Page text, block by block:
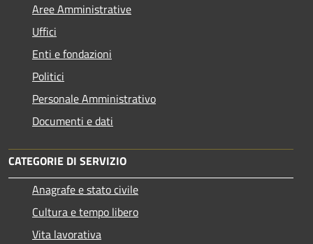
Aree Amministrative
Uffici
Enti e fondazioni
Politici
Personale Amministrativo
Documenti e dati
CATEGORIE DI SERVIZIO
Anagrafe e stato civile
Cultura e tempo libero
Vita lavorativa